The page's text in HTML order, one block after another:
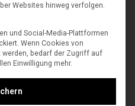
Websites hinweg verfolgen.
und Social-Media-Plattformen
Wenn Cookies von
bedarf der Zugriff auf
Einwilligung mehr.